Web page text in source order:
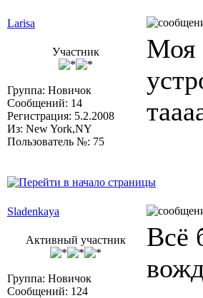
Larisa
Участник
Группа: Новичок
Сообщений: 14
Регистрация: 5.2.2008
Из: New York,NY
Пользователь №: 75
Моя
Sladenkaya
Активный участник
Группа: Новичок
Сообщений: 124
Всё